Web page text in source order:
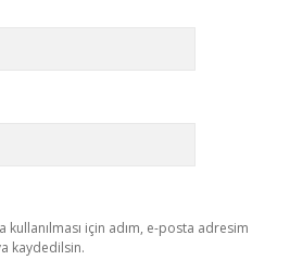
için adım, e-posta adresim
kaydedilsin.